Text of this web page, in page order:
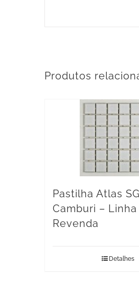
Produtos
Pastilha Atlas
Camburi – Linha
Revenda
Detalhes